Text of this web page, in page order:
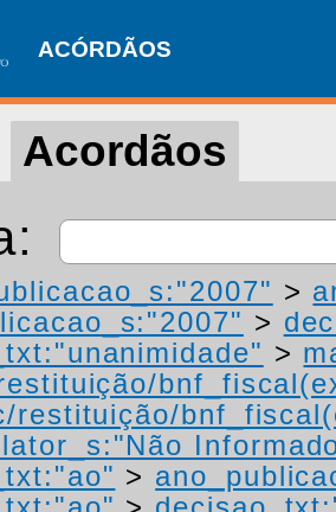
ACÓRDÃOS
Acordãos
>
>
>
restituição/
>